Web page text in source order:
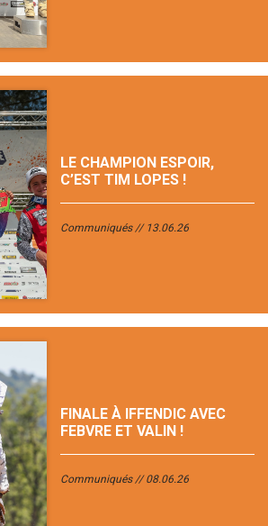
LE CHAMPION ESPOIR,
C’EST TIM LOPES !
Communiqués 13.06.26
FINALE À IFFENDIC AVEC
FEBVRE ET VALIN !
Communiqués 08.06.26